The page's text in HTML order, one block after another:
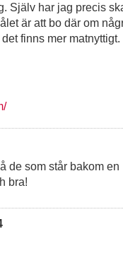
Själv har jag precis
är att bo där om
finns mer matnyttigt.
de som står bakom
bra!